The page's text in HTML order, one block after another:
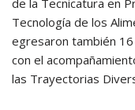
de la Tecnicatura en
Tecnología de los
egresaron también
con el
las Trayectorias